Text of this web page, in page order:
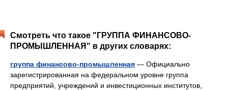
Смотреть что такое "ГРУППА ФИНАНСОВО-
ПРОМЫШЛЕННАЯ" в других словарях:
группа финансово-промышленная — Официально
зарегистрированная на федеральном уровне группа
предприятий, учреждений и инвестиционных институтов,